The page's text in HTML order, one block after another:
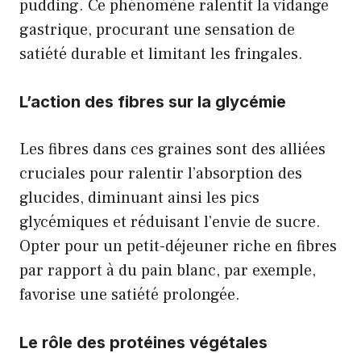
pudding. Ce phénomène ralentit la vidange
gastrique, procurant une sensation de
satiété durable et limitant les fringales.
L’action des fibres sur la glycémie
Les fibres dans ces graines sont des alliées
cruciales pour ralentir l’absorption des
glucides, diminuant ainsi les pics
glycémiques et réduisant l’envie de sucre.
Opter pour un petit-déjeuner riche en fibres
par rapport à du pain blanc, par exemple,
favorise une satiété prolongée.
Le rôle des protéines végétales